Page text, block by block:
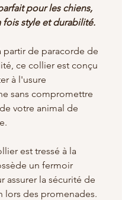
pour les chiens,
fois style et durabilité.
partir de paracorde de
ce collier est conçu
à l'usure
sans compromettre
votre animal de
est tressé à la
un fermoir
assurer la sécurité de
lors des promenades.